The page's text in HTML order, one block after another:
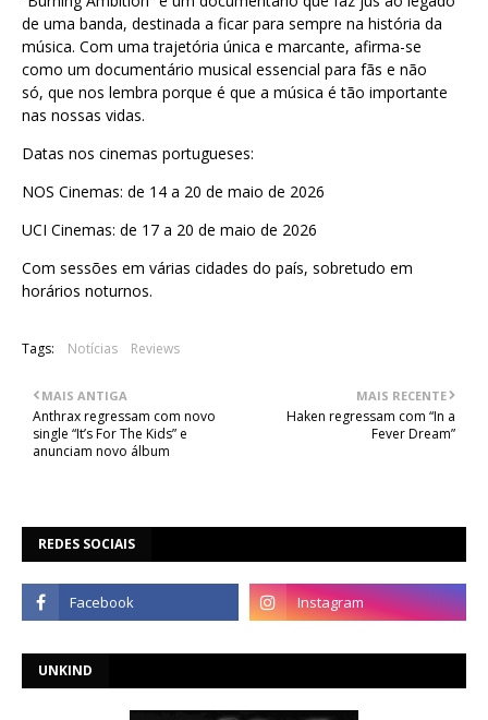
de uma banda, destinada a ficar para sempre na história da
música. Com uma trajetória única e marcante, afirma-se
como um documentário musical essencial para fãs e não
só, que nos lembra porque é que a música é tão importante
nas nossas vidas.
Datas nos cinemas portugueses:
NOS Cinemas: de 14 a 20 de maio de 2026
UCI Cinemas: de 17 a 20 de maio de 2026
Com sessões em várias cidades do país, sobretudo em
horários noturnos.
Tags: Notícias Reviews
MAIS RECENTE
Haken regressam com “In a
Fever Dream”
MAIS ANTIGA
Anthrax regressam com novo
single “It’s For The Kids” e
anunciam novo álbum
REDES SOCIAIS
UNKIND